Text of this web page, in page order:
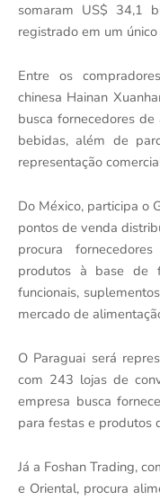
somaram US$ 34,1
registrado em um
Entre os
chinesa Hainan
busca fornecedores
bebidas, além de
representação
Do México, participa o
pontos de venda
procura
produtos à base de
funcionais,
mercado de
O Paraguai será
com 243 lojas de
empresa busca
para festas e produtos
Já a Foshan Trading,
e Oriental, procura